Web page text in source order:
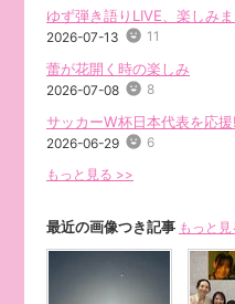
ゆず弾き語りLIVE、楽しみ
2026-07-13 11
蕾が花開く時の楽しみ
2026-07-08 8
サッカーW杯日本代表を応援
2026-06-29
6
もっと見る >>
最近の画像つき記事 もっと